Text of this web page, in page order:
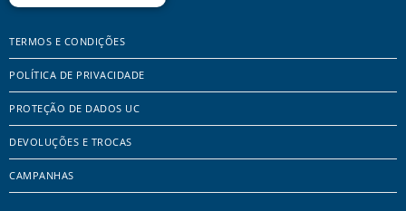
TERMOS E CONDIÇÕES
POLÍTICA DE PRIVACIDADE
PROTEÇÃO DE DADOS UC
DEVOLUÇÕES E TROCAS
CAMPANHAS